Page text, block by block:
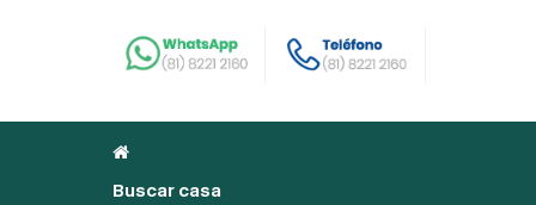
Buscar casa